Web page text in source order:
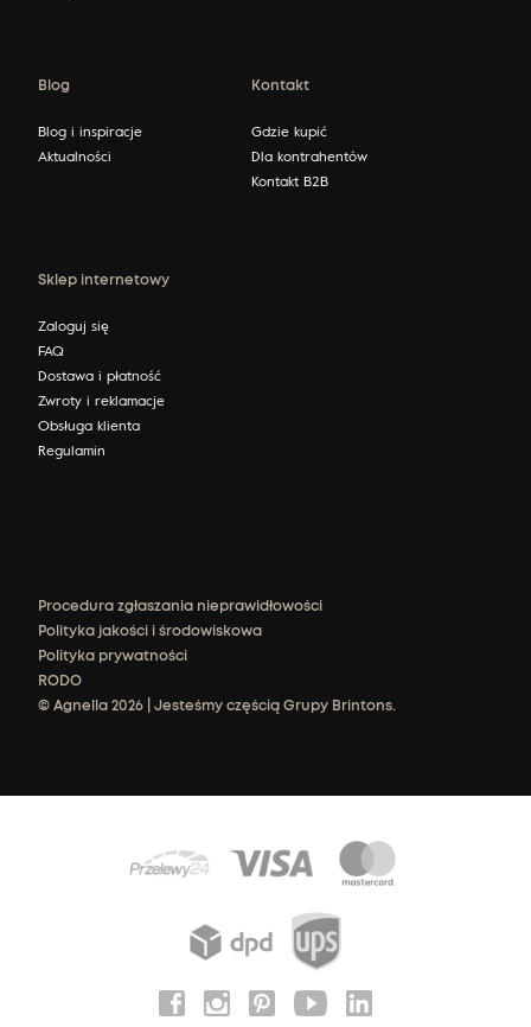
Blog
Blog i inspiracje
Aktualności
Kontakt
Gdzie kupić
Dla kontrahentów
Kontakt B2B
Sklep internetowy
Zaloguj się
FAQ
Dostawa i płatność
Zwroty i reklamacje
Obsługa klienta
Regulamin
Procedura zgłaszania nieprawidłowości
Polityka jakości i środowiskowa
Polityka prywatności
RODO
© Agnella 2026 | Jesteśmy częścią Grupy Brintons.